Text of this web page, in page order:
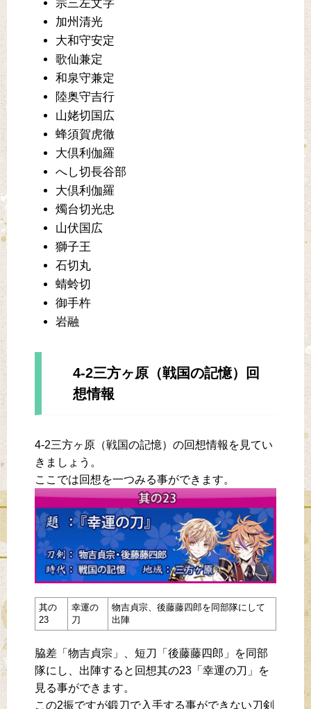
宗三左文字
加州清光
大和守安定
歌仙兼定
和泉守兼定
陸奥守吉行
山姥切国広
蜂須賀虎徹
大倶利伽羅
へし切長谷部
大倶利伽羅
燭台切光忠
山伏国広
獅子王
石切丸
蜻蛉切
御手杵
岩融
4-2三方ヶ原（戦国の記憶）回
想情報
4-2三方ヶ原（戦国の記憶）の回想情報を見てい
きましょう。
ここでは回想を一つみる事ができます。
其の
23
幸運の
刀
物吉貞宗、後藤藤四郎を同部隊にして
出陣
脇差「物吉貞宗」、短刀「後藤藤四郎」を同部
隊にし、出陣すると回想其の23「幸運の刀」を
見る事ができます。
この2振ですが鍛刀で入手する事ができない刀剣